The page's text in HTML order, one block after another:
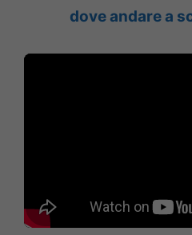
dove andare a